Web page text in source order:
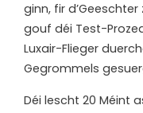
ginn, fir
gouf déi Test-
Luxair-Flieger
Gegrommels
Déi lescht 20 Méint